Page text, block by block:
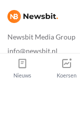
Newsbit Media Group
info@newsbit.nl
Nieuws Koersen